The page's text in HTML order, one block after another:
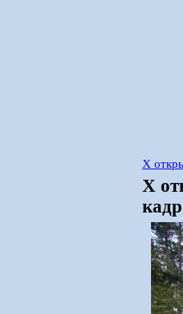
X
X